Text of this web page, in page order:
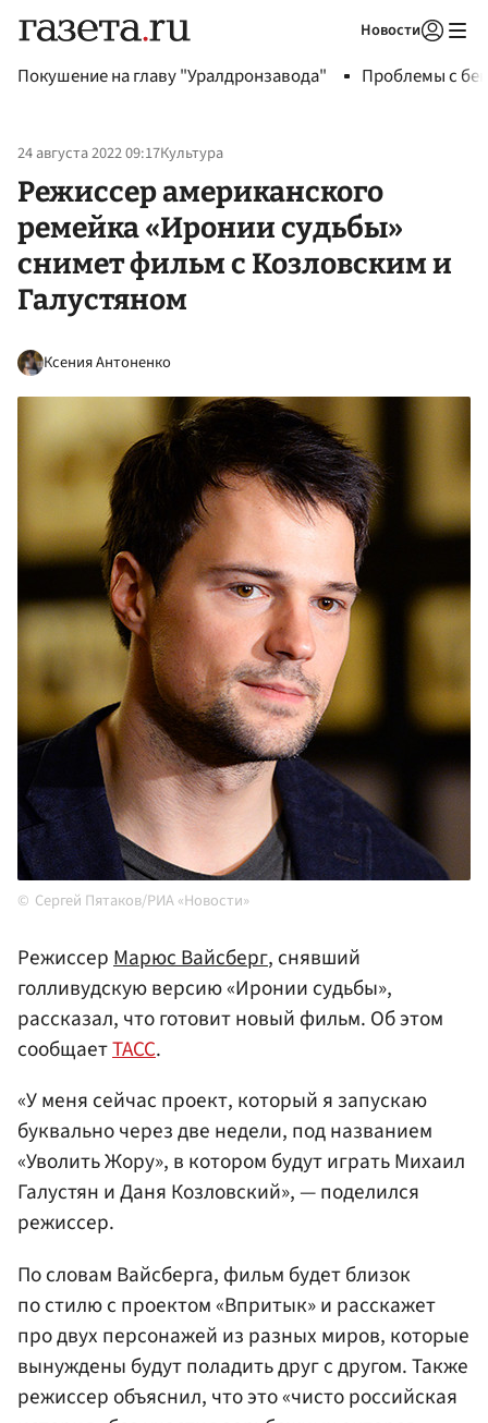
Новости
Покушение на главу "Уралдронзавода" Проблемы с
24 августа 2022 09:17Культура
Режиссер американского
ремейка «Иронии судьбы»
снимет фильм с Козловским и
Галустяном
Ксения Антоненко
Сергей Пятаков/РИА «Новости»
РежиссерМарюс Вайсберг, снявший
голливудскую версию «Иронии судьбы»,
рассказал, что готовит новый фильм. Об этом
сообщаетТАСС.
«У меня сейчас проект, который я запускаю
буквально через две недели, под названием
«Уволить Жору», в котором будут играть Михаил
Галустян и Даня Козловский», — поделился
режиссер.
По словам Вайсберга, фильм будет близок
по стилю с проектом «Впритык» и расскажет
про двух персонажей из разных миров, которые
вынуждены будут поладить друг с другом. Также
режиссер объяснил, что это «чисто российская